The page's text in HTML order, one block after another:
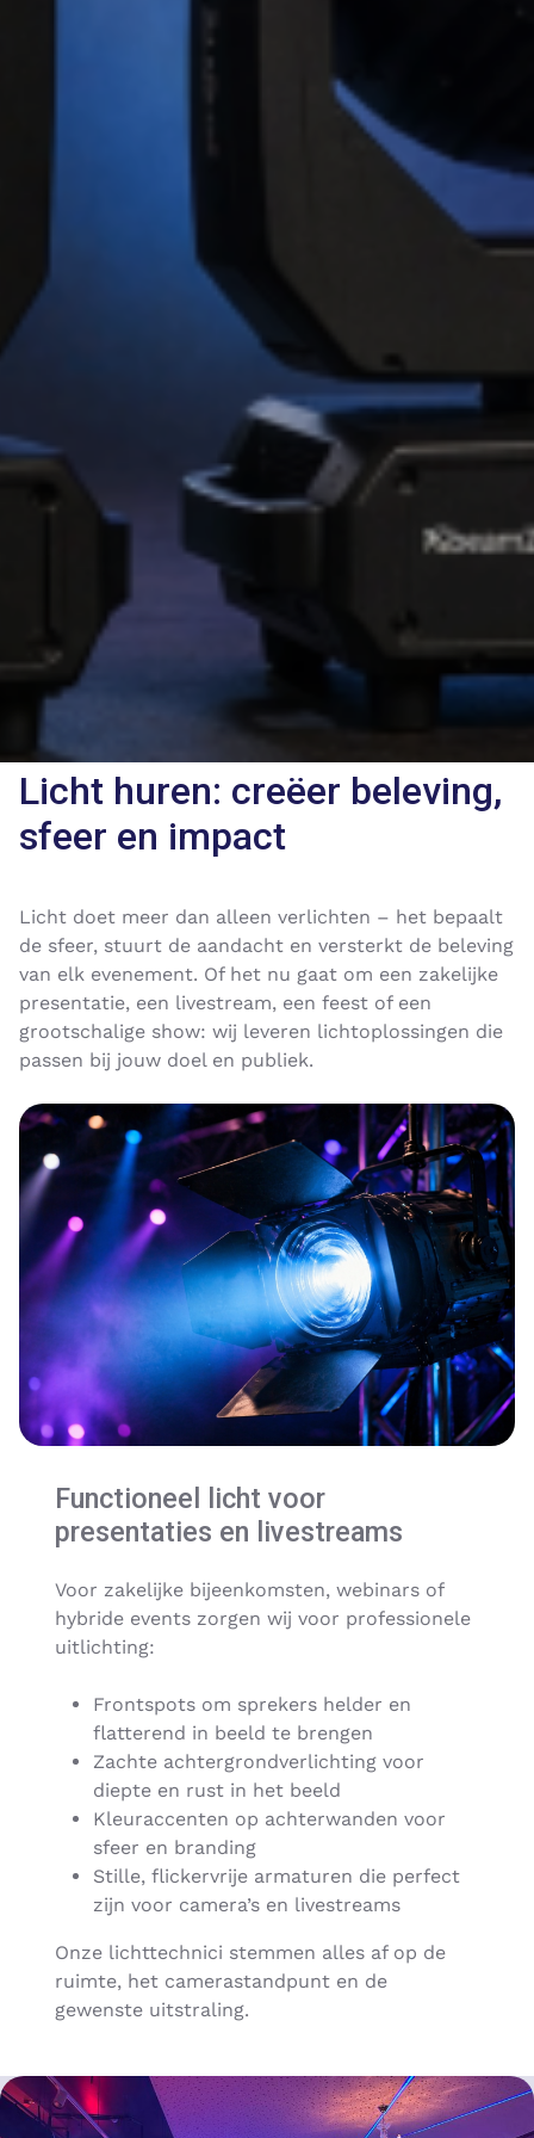
Licht huren: creëer beleving,
sfeer en impact
Licht doet meer dan alleen verlichten – het bepaalt
de sfeer, stuurt de aandacht en versterkt de beleving
van elk evenement. Of het nu gaat om een zakelijke
presentatie, een livestream, een feest of een
grootschalige show: wij leveren lichtoplossingen die
passen bij jouw doel en publiek.
Functioneel licht voor
presentaties en livestreams
Voor zakelijke bijeenkomsten, webinars of
hybride events zorgen wij voor professionele
uitlichting:
Frontspots om sprekers helder en
flatterend in beeld te brengen
Zachte achtergrondverlichting voor
diepte en rust in het beeld
Kleuraccenten op achterwanden voor
sfeer en branding
Stille, flickervrije armaturen die perfect
zijn voor camera’s en livestreams
Onze lichttechnici stemmen alles af op de
ruimte, het camerastandpunt en de
gewenste uitstraling.